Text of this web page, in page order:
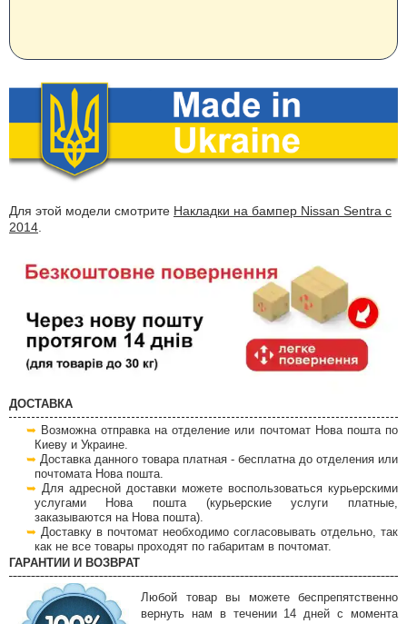
Для этой модели смотрите Накладки на бампер Nissan Sentra с
2014.
ДОСТАВКА
Возможна отправка на отделение или почтомат Нова пошта по
Киеву и Украине.
Доставка данного товара платная - бесплатна до отделения или
почтомата Нова пошта.
Для адресной доставки можете воспользоваться курьерскими
услугами Нова пошта (курьерские услуги платные,
заказываются на Нова пошта).
Доставку в почтомат необходимо согласовывать отдельно, так
как не все товары проходят по габаритам в почтомат.
ГАРАНТИИ И ВОЗВРАТ
Любой товар вы можете беспрепятственно
вернуть нам в течении 14 дней с момента